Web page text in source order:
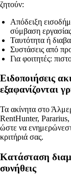
ζητούν:
Απόδειξη
σύμβαση
Ταυτότητα ή
Συστάσεις από
Για φοιτητές:
Ειδοποιήσεις
εξαφανίζονται
Τα ακίνητα στο
RentHunter, Pararius,
ώστε να
κριτήριά σας.
Κατάσταση
συνήθεις